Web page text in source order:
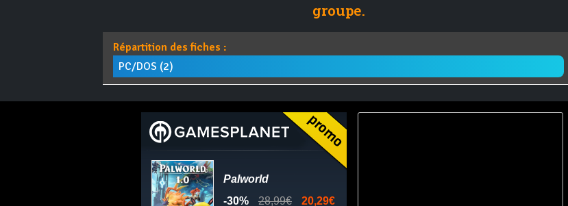
groupe.
Répartition des fiches :
PC/DOS (2)